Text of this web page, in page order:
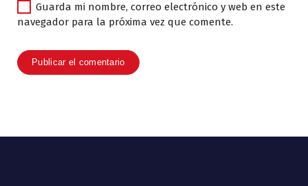
Guarda mi nombre, correo electrónico y web en este
navegador para la próxima vez que comente.